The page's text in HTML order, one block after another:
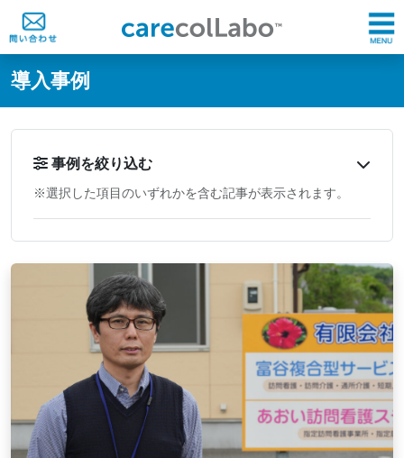
@ -0,0 +1,60 @@
導入事例
事例を絞り込む
※選択した項目のいずれかを含む記事が表示されます。